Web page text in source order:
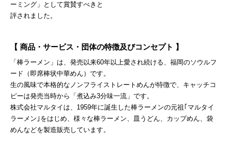
ーミング」として賞賛すべきと
評されました。
【 商品・サービス・団体の特徴及びコンセプト 】
「棒ラーメン」は、発売以来60年以上愛され続ける、福岡のソウルフ
ード（即席棒状中華めん）です。
生の風味で本格的なノンフライストレートめんが特徴で、キャッチコ
ピーは発売当時から「煮込み3分味一流」です。
株式会社マルタイは、1959年に誕生した棒ラーメンの元祖｢マルタイ
ラーメン｣をはじめ、様々な棒ラーメン、皿うどん、カップめん、袋
めんなどを製造販売しています。